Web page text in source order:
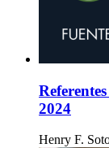
2024
Henry F.